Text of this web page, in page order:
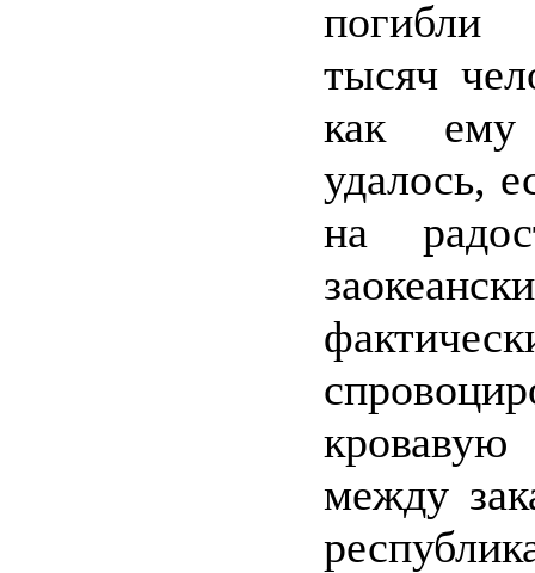
тысяч
как
удалось,
на
между